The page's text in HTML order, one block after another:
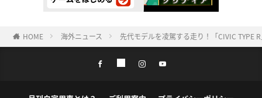
HOME 海外ニュース 先代モデルを凌駕する走り！「CIVIC TYPE